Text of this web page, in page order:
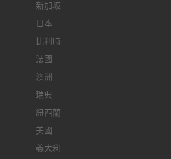
新加坡
日本
比利時
法國
澳洲
瑞典
紐西蘭
美國
義大利